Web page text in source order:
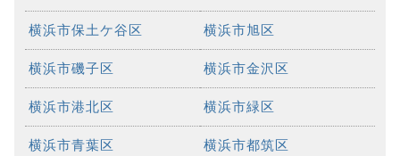
横浜市保土ケ谷区 横浜市旭区
横浜市磯子区 横浜市金沢区
横浜市港北区 横浜市緑区
横浜市青葉区 横浜市都筑区